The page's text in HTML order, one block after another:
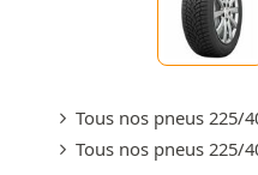
Tous nos pneus 225/
Tous nos pneus 225/